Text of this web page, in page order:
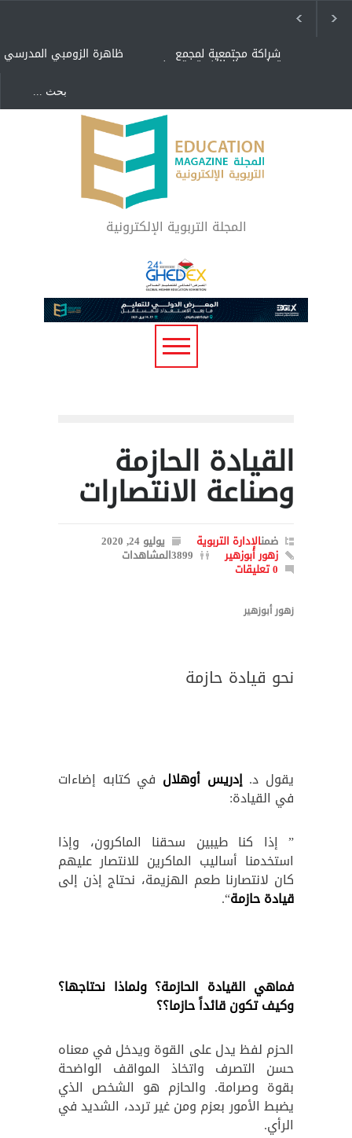
ظاهرة الزومبي المدرسي شراكة مجتمعية لمجمع
تعليمي بالطائف تستهدف
"كنت أنضرب ومافيني إلا
العافية" هل هذا مبرر
لاستمرار أسلوب التربية
المتوارث؟
لماذا تعد برامج توعية الأطفال
بخصوصية الجسد وقاية لا
فضول؟
المجلة التربوية الإلكترونية
القيادة الحازمة
وصناعة الانتصارات
ضمنالإدارة التربوية يوليو 24, 2020
زهور أبوزهير 3899المشاهدات
0 تعليقات
زهور أبوزهير
نحو قيادة حازمة
يقول د.إدريس أوهلال في كتابه إضاءات
في القيادة:
” إذا كنا طيبين سحقنا الماكرون، وإذا
استخدمنا أساليب الماكرين للانتصار عليهم
كان لانتصارنا طعم الهزيمة، نحتاج إذن إلى
قيادة حازمة“.
فماهي القيادة الحازمة؟ ولماذا نحتاجها؟
وكيف تكون قائداً حازما؟؟
الحزم لفظ يدل على القوة ويدخل في معناه
حسن التصرف واتخاذ المواقف الواضحة
بقوة وصرامة. والحازم هو الشخص الذي
يضبط الأمور بعزم ومن غير تردد، الشديد في
الرأي.